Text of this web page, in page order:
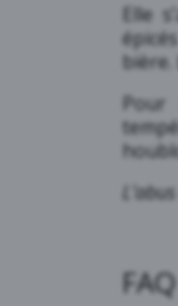
Elle
FAQ